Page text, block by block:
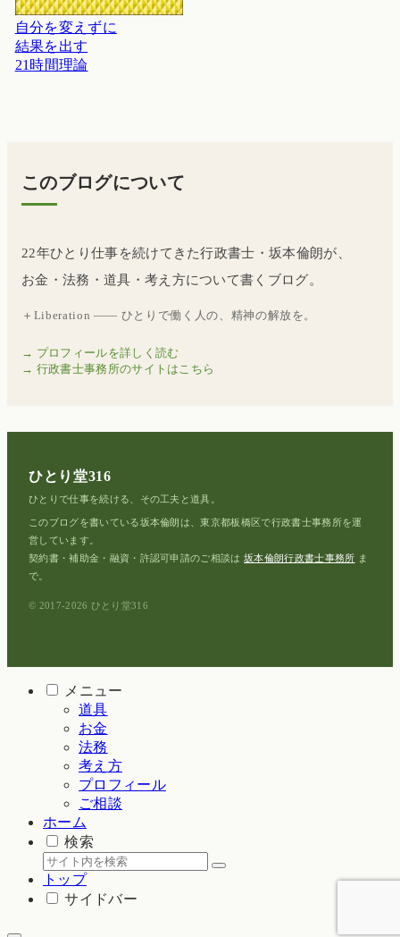
自分を変えずに
結果を出す
21時間理論
このブログについて
22年ひとり仕事を続けてきた行政書士・坂本倫朗が、
お金・法務・道具・考え方について書くブログ。
＋Liberation —— ひとりで働く人の、精神の解放を。
→ プロフィールを詳しく読む
→ 行政書士事務所のサイトはこちら
ひとり堂316
ひとりで仕事を続ける、その工夫と道具。
このブログを書いている坂本倫朗は、東京都板橋区で行政書士事務所を運
営しています。
契約書・補助金・融資・許認可申請のご相談は坂本倫朗行政書士事務所 ま
で。
© 2017-2026 ひとり堂316
メニュー
道具
お金
法務
考え方
プロフィール
ご相談
ホーム
検索
トップ
サイドバー